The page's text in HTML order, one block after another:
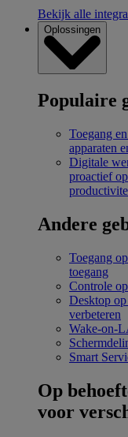
Bekijk alle
Oplossingen
Populaire
Toegang
apparaten
Digitale
proactief
Andere
Toegang
toegang
Controle
Desktop op
verbeteren
Wake-on-
Smart
Op
voor